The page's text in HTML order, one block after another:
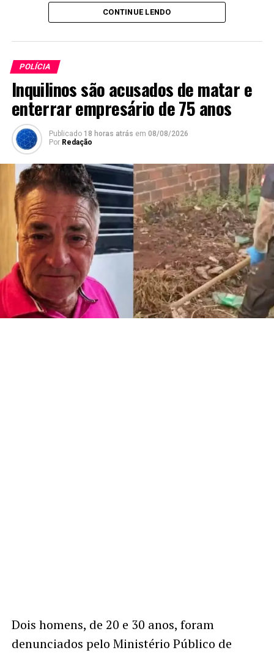
CONTINUE LENDO
POLÍCIA
Inquilinos são acusados de matar e
enterrar empresário de 75 anos
Publicado 18 horas atrás em 08/08/2026
Por Redação
Dois homens, de 20 e 30 anos, foram
denunciados pelo Ministério Público de